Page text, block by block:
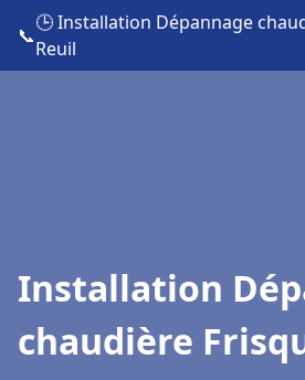
📞
🕒 Installation Dépannage
Reuil
Installation
chaudière